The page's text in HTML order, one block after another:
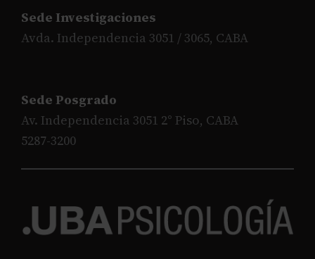
Sede Investigaciones
Avda. Independencia 3051 / 3065, CABA
Sede Posgrado
Av. Independencia 3051 2° Piso, CABA
5287-3200